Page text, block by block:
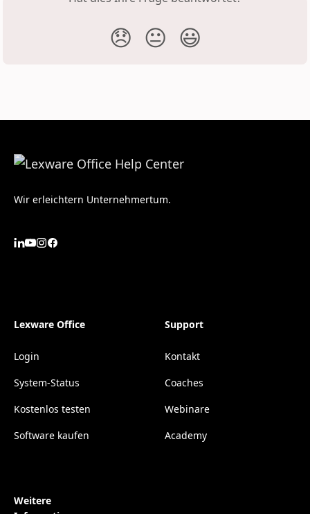
😞 😐 😃
Wir erleichtern Unternehmertum.
Lexware Office
Login
System-Status
Kostenlos testen
Software kaufen
Support
Kontakt
Coaches
Webinare
Academy
Weitere